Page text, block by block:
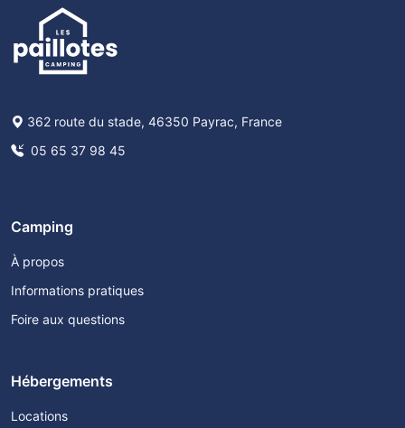
362 route du stade, 46350 Payrac, France
05 65 37 98 45
Camping
À propos
Informations pratiques
Foire aux questions
Hébergements
Locations